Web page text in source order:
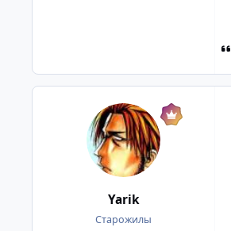
Yarik
Старожилы